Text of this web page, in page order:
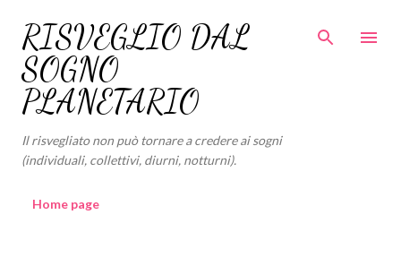
Passa ai contenuti principali
RISVEGLIO DAL
SOGNO
PLANETARIO
Il risvegliato non può tornare a credere ai sogni
(individuali, collettivi, diurni, notturni).
Home page